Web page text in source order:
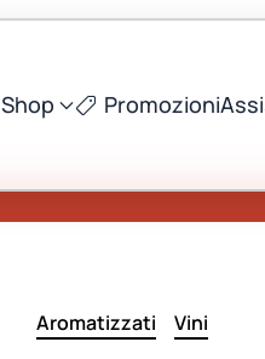
Shop Promozioni
Aromatizzati Vini